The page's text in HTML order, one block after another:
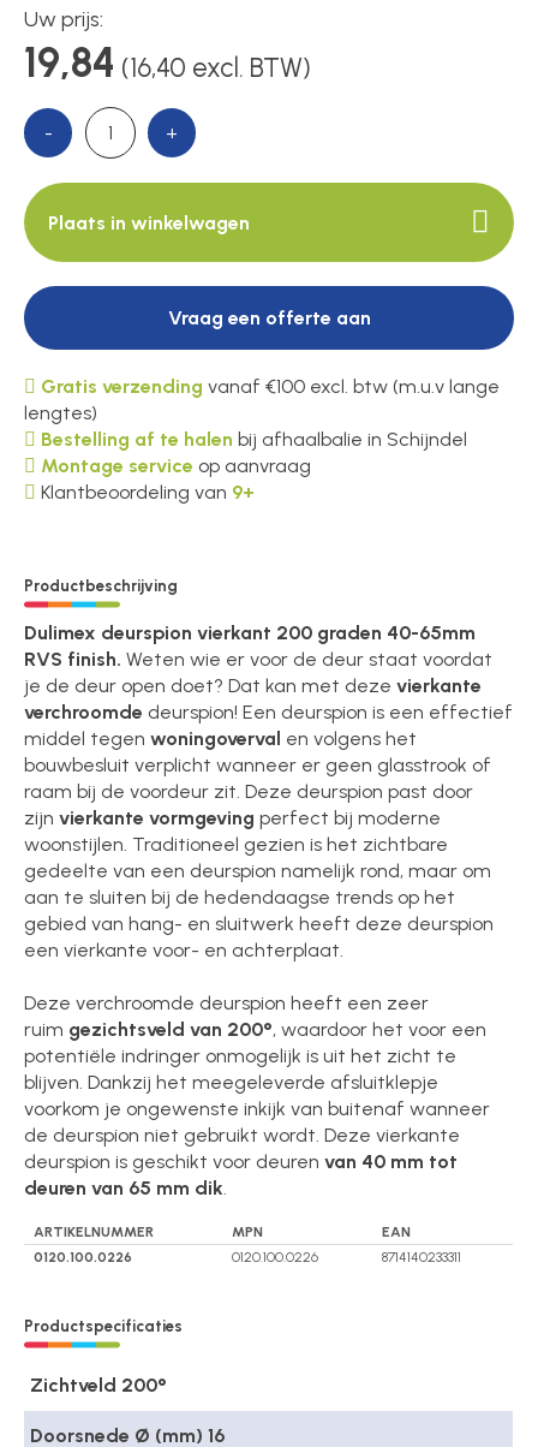
Contact
Uw prijs:
19,84 (16,40 excl. BTW)
- +
Plaats in winkelwagen
Vraag een offerte aan
Gratis verzending vanaf €100 excl. btw (m.u.v lange
lengtes)
Bestelling af te halen bij afhaalbalie in Schijndel
Montage service op aanvraag
Klantbeoordeling van 9+
Productbeschrijving
Dulimex deurspion vierkant 200 graden 40-65mm
RVS finish. Weten wie er voor de deur staat voordat
je de deur open doet? Dat kan met dezevierkante
verchroomde deurspion! Een deurspion is een effectief
middel tegenwoningoverval en volgens het
bouwbesluit verplicht wanneer er geen glasstrook of
raam bij de voordeur zit. Deze deurspion past door
zijnvierkante vormgeving perfect bij moderne
woonstijlen. Traditioneel gezien is het zichtbare
gedeelte van een deurspion namelijk rond, maar om
aan te sluiten bij de hedendaagse trends op het
gebied van hang- en sluitwerk heeft deze deurspion
een vierkante voor- en achterplaat.
Deze verchroomde deurspion heeft een zeer
ruim gezichtsveld van 200°, waardoor het voor een
potentiële indringer onmogelijk is uit het zicht te
blijven. Dankzij het meegeleverde afsluitklepje
voorkom je ongewenste inkijk van buitenaf wanneer
de deurspion niet gebruikt wordt. Deze vierkante
deurspion is geschikt voor deurenvan 40 mm tot
deuren van 65 mm dik.
ARTIKELNUMMER MPN
EAN
0120.100.0226
0120.100.0226 8714140233311
Productspecificaties
Zichtveld 200°
Doorsnede Ø (mm) 16